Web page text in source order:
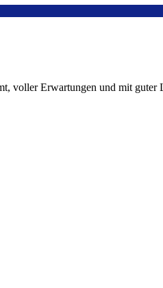
voller Erwartungen und mit guter